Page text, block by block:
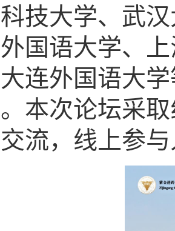
技大学、武
国语大学、
连外国语大
本次论坛采
流，线上参